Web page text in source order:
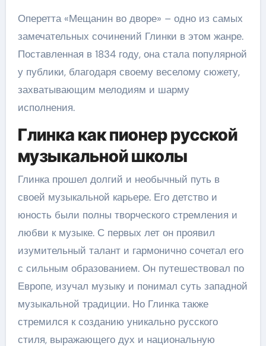
Оперетта «Мещанин во дворе» – одно из самых
замечательных сочинений Глинки в этом жанре.
Поставленная в 1834 году, она стала популярной
у публики, благодаря своему веселому сюжету,
захватывающим мелодиям и шарму
исполнения.
Глинка как пионер русской
музыкальной школы
Глинка прошел долгий и необычный путь в
своей музыкальной карьере. Его детство и
юность были полны творческого стремления и
любви к музыке. С первых лет он проявил
изумительный талант и гармонично сочетал его
с сильным образованием. Он путешествовал по
Европе, изучал музыку и понимал суть западной
музыкальной традиции. Но Глинка также
стремился к созданию уникально русского
стиля, выражающего дух и национальную